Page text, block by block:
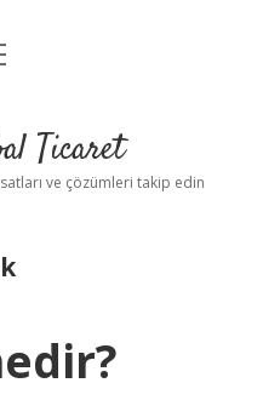
Ticaret
ve çözümleri takip edin